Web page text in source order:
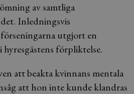
av samtliga
Inledningsvis
utgjort en
förpliktelse.
att beakta kvinnans mentala
att hon inte kunde klandras